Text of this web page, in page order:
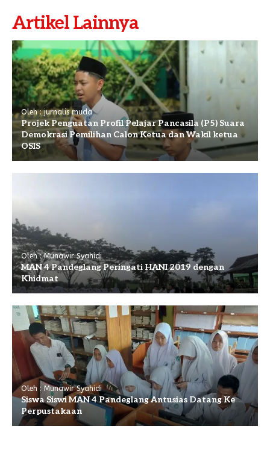
Artikel Lainnya
Oleh : jurnalis muda
Projek Penguatan Profil Pelajar Pancasila (P5) Suara
Demokrasi Pemilihan Calon Ketua dan Wakil ketua
OSIS
Oleh : Munawir Syahidi
MAN 4 Pandeglang Peringati HANI 2019 dengan
Khidmat
Oleh : Munawir Syahidi
Siswa Siswi MAN 4 Pandeglang Antusias Datang Ke
Perpustakaan